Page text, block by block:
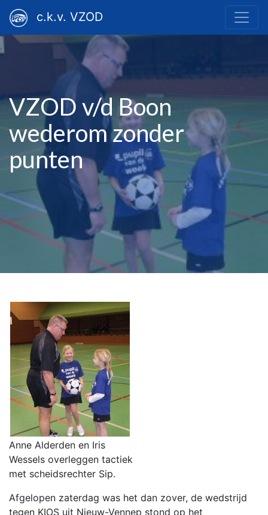
c.k.v. VZOD
VZOD v/d Boon
wederom zonder
punten
Anne Alderden en Iris
Wessels overleggen tactiek
met scheidsrechter Sip.
Afgelopen zaterdag was het dan zover, de wedstrijd
tegen KIOS uit Nieuw-Vennep stond op het